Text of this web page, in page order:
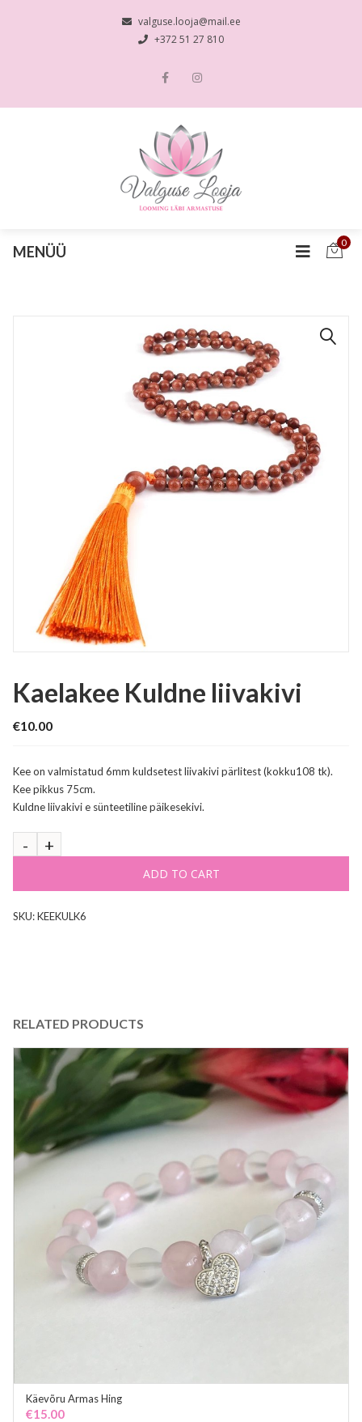
valguse.looja@mail.ee
+372 51 27 810
MENÜÜ
0
Kaelakee Kuldne liivakivi
€10.00
Kee on valmistatud 6mm kuldsetest liivakivi pärlitest (kokku108 tk).
Kee pikkus 75cm.
Kuldne liivakivi e sünteetiline päikesekivi.
ADD TO CART
SKU:KEEKULK6
RELATED PRODUCTS
Käevõru Armas Hing
€15.00